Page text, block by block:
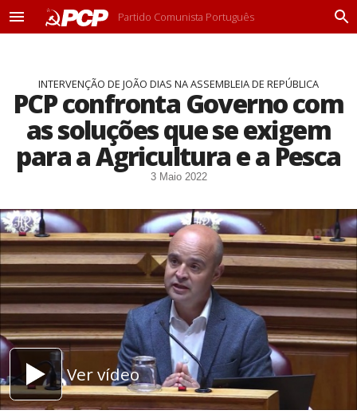
M
Partido Comunista Português
P
r
a
INTERVENÇÃO DE JOÃO DIAS NA ASSEMBLEIA DE REPÚBLICA
PCP confronta Governo com
as soluções que se exigem
para a Agricultura e a Pesca
3 Maio 2022
Ver vídeo